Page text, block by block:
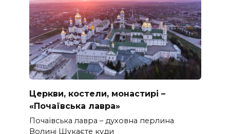
Церкви, костели, монастирі –
«Почаївська лавра»
Почаївська лавра – духовна перлина
Волині Шукаєте куди